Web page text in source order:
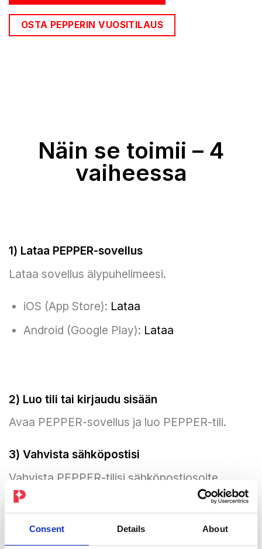
Consent Details About
OSTA PEPPERIN VUOSITILAUS
Näin se toimii – 4
vaiheessa
1) Lataa PEPPER-sovellus
Lataa sovellus älypuhelimeesi.
iOS (App Store): Lataa
Android (Google Play): Lataa
2) Luo tili tai kirjaudu sisään
Avaa PEPPER-sovellus ja luo PEPPER-tili.
3) Vahvista sähköpostisi
Vahvista PEPPER-tilisi sähköpostiosoite
sovelluksessa. Pidä sähköpostiosoite valmiina
– tarvitsemme juuri sitä, jotta voimme liittää
tilauksesi oikeaan tiliin.